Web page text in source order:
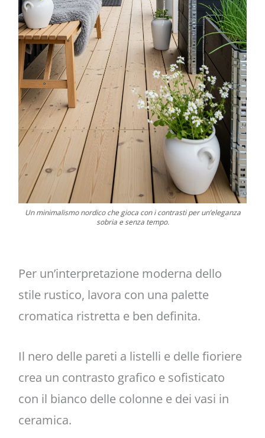
Un minimalismo nordico che gioca con i contrasti per un’eleganza
sobria e senza tempo.
Per un’interpretazione moderna dello
stile rustico, lavora con una palette
cromatica ristretta e ben definita.
Il nero delle pareti a listelli e delle fioriere
crea un contrasto grafico e sofisticato
con il bianco delle colonne e dei vasi in
ceramica.